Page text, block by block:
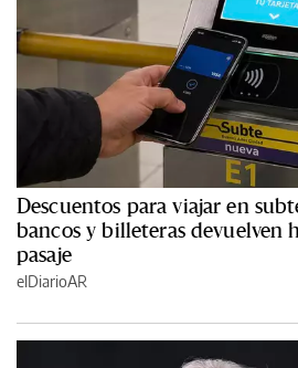
Descuentos para viajar en
bancos y billeteras devuelven
pasaje
elDiarioAR